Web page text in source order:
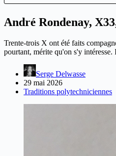
André Rondenay,
Trente-trois X ont été faits
pourtant, mérite qu'on s'y
Serge Delwasse
29 mai 2026
Traditions polytechniciennes